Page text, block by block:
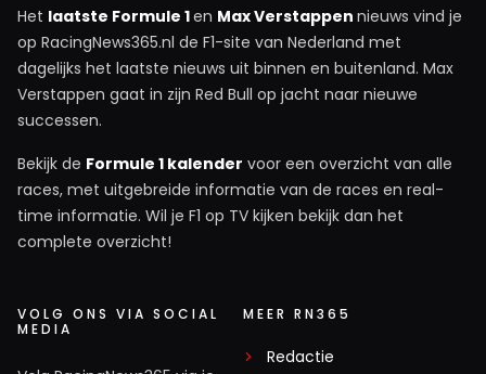
Het laatste Formule 1en Max Verstappen nieuws vind je
op RacingNews365.nl de F1-site van Nederland met
dagelijks het laatste nieuws uit binnen en buitenland. Max
Verstappen gaat in zijn Red Bull op jacht naar nieuwe
successen.
Bekijk de Formule 1 kalender voor een overzicht van alle
races, met uitgebreide informatie van de races en real-
time informatie. Wil je F1 op TV kijken bekijk dan het
complete overzicht!
VOLG ONS VIA SOCIAL
MEDIA
MEER RN365
Redactie